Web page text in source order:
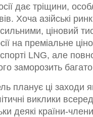
дає тріщини,
Хоча азійські
ціновий
на преміальне
LNG, але
заморозить багато
планує ці заходи
виклики
деякі країни-